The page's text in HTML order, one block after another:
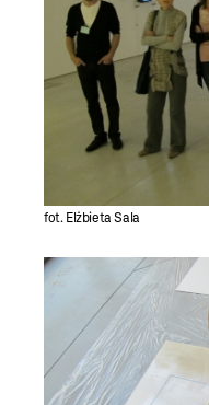
fot. Elżbieta Sala